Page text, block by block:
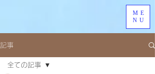
ME
NU
記事
全ての記事